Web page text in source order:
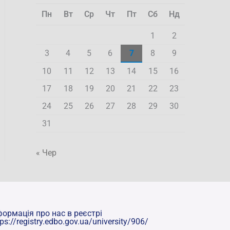
Пн Вт Ср Чт Пт Сб Нд
1
2
3
4 5 6 7 8
9
10
11 12 13 14 15
16
17
18 19 20 21 22
23
24
25 26 27 28 29
30
31
« Чер
про нас в реєстрі
registry.edbo.gov.ua/university/906/